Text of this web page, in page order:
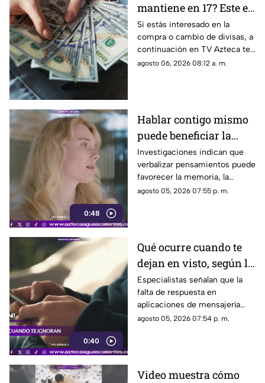
mantiene en 17? Este es
el precio del dólar en
Aguascalientes hoy 6
de agosto de 2026
Si estás interesado en la
compra o cambio de divisas, a
continuación en TV Azteca te
informamos cuál es el precio
agosto 06, 2026 08:12 a. m.
0:48
Hablar contigo mismo
puede beneficiar la
concentración y la
memoria
Investigaciones indican que
verbalizar pensamientos puede
favorecer la memoria, la
planificación y el manejo de
agosto 05, 2026 07:55 p. m.
0:40
Qué ocurre cuando te
dejan en visto, según la
psicología
Especialistas señalan que la
falta de respuesta en
aplicaciones de mensajería
puede tener efectos
agosto 05, 2026 07:54 p. m.
Video muestra cómo